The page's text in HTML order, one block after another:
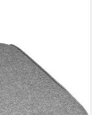
UV-lichtecht BALI,